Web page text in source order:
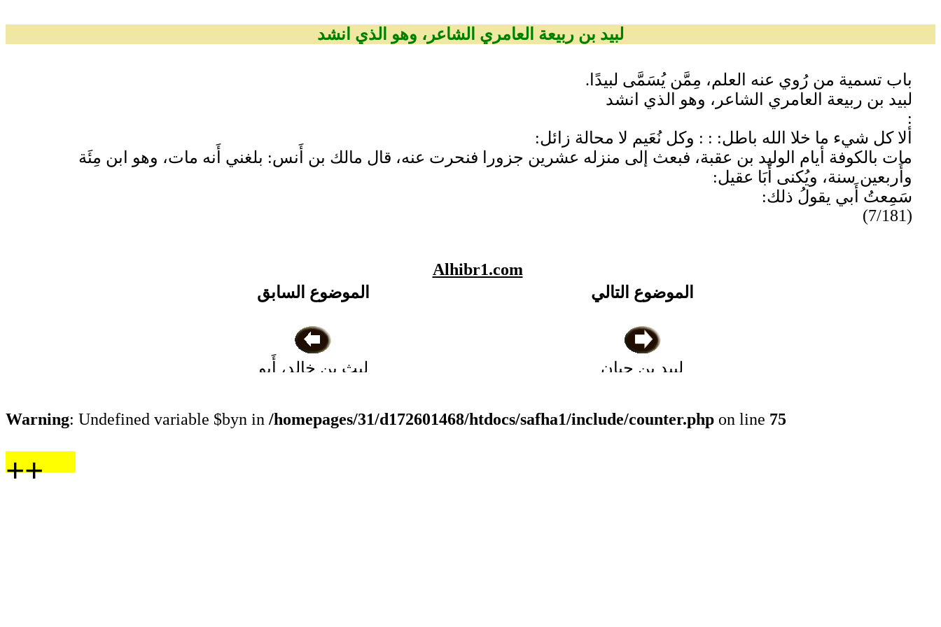
لبيد بن ربيعة العامري الشاعر، وهو الذي انشد
باب تسمية من رُوي عنه العلم، مِمَّن يُسَمَّى لبيدًا.
لبيد بن ربيعة العامري الشاعر، وهو الذي انشد
:
ألا كل شيء ما خلا الله باطل: : : وكل نُعَيم لا محالة زائل:
مات بالكوفة أيام الوليد بن عقبة، فبعث إلى منزله عشرين جزورا فنحرت عنه، قال مالك بن أَنس: بلغني أَنه مات، وهو ابن مِئَة
وأَربعين سنة، ويُكنى أَبَا عقيل:
سَمِعتُ أَبي يقولُ ذلك:
(7/181)
الموضوع التالي
لبيد بن حيان
Alhibr1.com
الموضوع السابق
ليث بن خالد، أَبو
Warning: Undefined variable $byn in /homepages/31/d172601468/htdocs/safha1/include/counter.php on line 75
++